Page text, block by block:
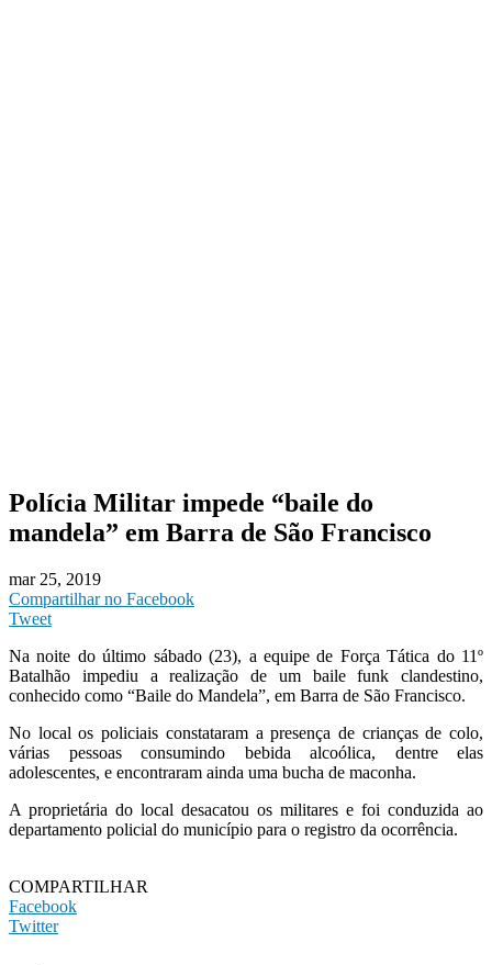
Polícia Militar impede “baile do
mandela” em Barra de São Francisco
mar 25, 2019
Compartilhar no Facebook
Tweet
Na noite do último sábado (23), a equipe de Força Tática do 11º
Batalhão impediu a realização de um baile funk clandestino,
conhecido como “Baile do Mandela”, em Barra de São Francisco.
No local os policiais constataram a presença de crianças de colo,
várias pessoas consumindo bebida alcoólica, dentre elas
adolescentes, e encontraram ainda uma bucha de maconha.
A proprietária do local desacatou os militares e foi conduzida ao
departamento policial do município para o registro da ocorrência.
COMPARTILHAR
Facebook
Twitter